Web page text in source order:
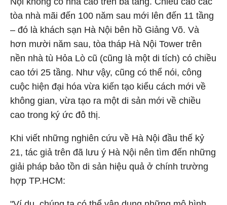
tòa nhà mãi đến 100 năm sau mới lên đến 11 tầng
– đó là khách sạn Hà Nội bên hồ Giảng Võ. Và
hơn mười năm sau, tòa tháp Hà Nội Tower trên
nền nhà tù Hỏa Lò cũ (cũng là một di tích) có chiều
cao tới 25 tầng. Như vậy, cũng có thể nói, công
cuộc hiện đại hóa vừa kiến tạo kiểu cách mới về
không gian, vừa tạo ra một di sản mới về chiều
cao trong ký ức đô thị.
Khi viết những nghiên cứu về Hà Nội đầu thế kỷ
21, tác giả trên đã lưu ý Hà Nội nên tìm đến những
giải pháp bảo tồn di sản hiệu quả ở chính trường
hợp TP.HCM: